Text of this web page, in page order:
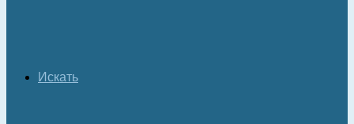
Искать